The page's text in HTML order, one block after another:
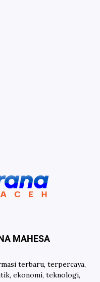
MAHESA
terbaru, terpercaya,
ekonomi, teknologi,